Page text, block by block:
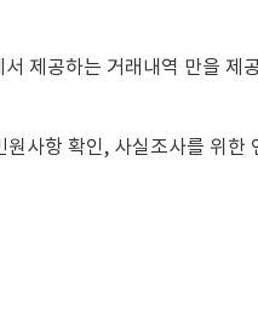
제공하는 거래내역 만을 제
사항 확인, 사실조사를 위한